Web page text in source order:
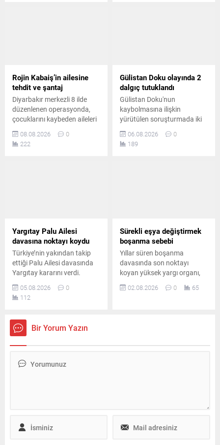
Rojin Kabaiş’in ailesine
tehdit ve şantaj
Diyarbakır merkezli 8 ilde
düzenlenen operasyonda,
çocuklarını kaybeden aileleri
aldığı belirlenen 10 şüpheli
yakalandı. Şüphelilerden 2’si
08.08.2026
0
222
Gülistan Doku olayında 2
dalgıç tutuklandı
Gülistan Doku'nun
kaybolmasına ilişkin
yürütülen soruşturmada iki
suçlamasıyla tutuklandı.
Soruşturma kapsamında
06.08.2026
0
189
Yargıtay Palu Ailesi
davasına noktayı koydu
Türkiye’nin yakından takip
ettiği Palu Ailesi davasında
Yargıtay kararını verdi.
Melike Tahnal’ın ölümüne
ilişkin davada Tuncer
Ustael’e verilen müebbet
sanıklar hakkındaki beraat
kararları kesinleşti.
05.08.2026
0
112
Sürekli eşya değiştirmek
boşanma sebebi
Yıllar süren boşanma
davasında son noktayı
koyan yüksek yargı organı,
tarafların kusur oranlarını
yeniden değerlendirerek
02.08.2026 0 65
Bir Yorum Yazın